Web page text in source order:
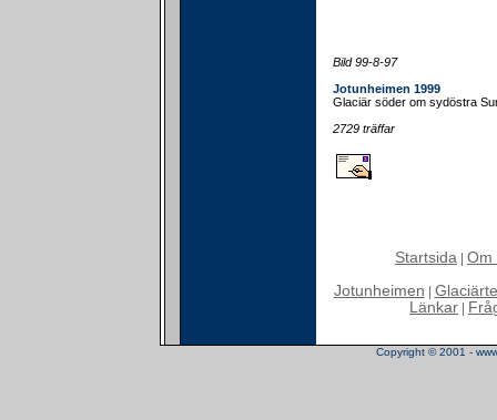
Bild 99-8-97
Jotunheimen 1999
Glaciär söder om sydöstra
2729 träffar
Startsida Om
Jotunheimen
Länkar
Copyright © 2001 -